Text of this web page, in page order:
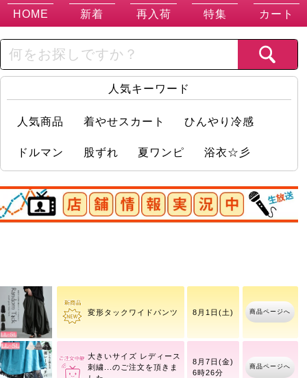
HOME 新着 再入荷 特集 カート
人気キーワード
人気商品 着やせスカート ひんやり冷感
ドルマン 股ずれ 夏ワンピ 浴衣☆彡
店舗情報実況中
変形タックワイドパンツ 8月1日(土) 商品ページへ
大きいサイズ レディース
刺繍
8月7日(金)
6時26分
商品ページへ